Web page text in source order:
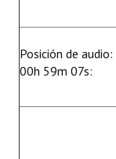
Posición de audio:
00h 59m 07s: